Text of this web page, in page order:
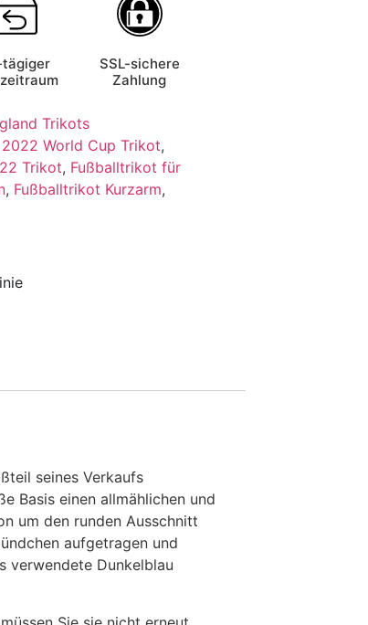
SSL-sichere
Zahlung
Trikots
World Cup Trikot,
Trikot, Fußballtrikot für
, Fußballtrikot Kurzarm,
seines Verkaufs
Basis einen allmählichen und
um den runden Ausschnitt
aufgetragen und
verwendete Dunkelblau